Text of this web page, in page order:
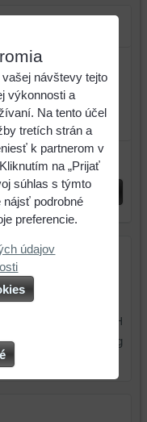
Odoslať
farba - zelená
krytie.
s DPH
/ kg
návštevy tejto
výkonnosti a
Na tento účel
tretích strán a
k partnerom v
na „Prijať
súhlas s týmto
podrobné
preferencie.
údajov